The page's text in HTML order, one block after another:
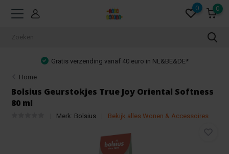
0 0
Gratis verzending vanaf 40 euro in NL&BE&DE*
Home
Bolsius Geurstokjes True Joy Oriental Softness
80 ml
Merk: Bolsius Bekijk alles Wonen & Accessoires